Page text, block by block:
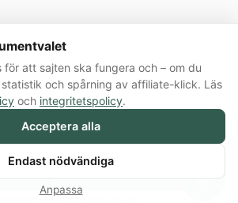
– vi får provision vid köp
AB · Org.nr 559474-8914 · Bergendorffsgatan
Sverige AB innehåller annonslänkar till butiker.
får Konsumentvalet provision från butiken.
Så testar vi →
💬
för att sajten ska fungera och – om du
och spårning av affiliate-klick. Läs
och integritetspolicy.
Acceptera alla
Endast nödvändiga
Anpassa